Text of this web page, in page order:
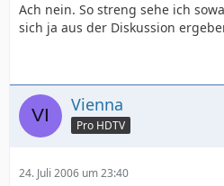
Ach nein. So streng sehe ich
sich ja aus der Diskussion
Vienna
Pro HDTV
24. Juli 2006 um 23:40